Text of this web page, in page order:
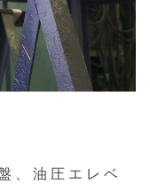
、油圧エレベ